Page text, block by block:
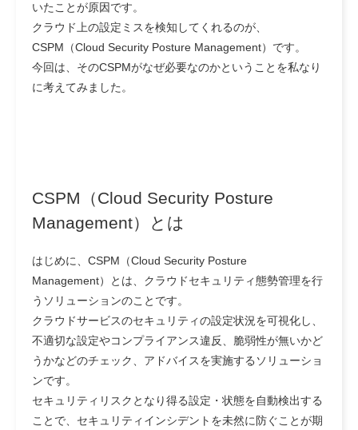
いたことが原因です。
クラウド上の設定ミスを検知してくれるのが、
CSPM（Cloud Security Posture Management）です。
今回は、そのCSPMがなぜ必要なのかということを私なり
に考えてみました。
CSPM（Cloud Security Posture
Management）とは
はじめに、CSPM（Cloud Security Posture
Management）とは、クラウドセキュリティ態勢管理を行
うソリューションのことです。
クラウドサービスのセキュリティの設定状況を可視化し、
不適切な設定やコンプライアンス違反、脆弱性が無いかど
うかなどのチェック、アドバイスを実施するソリューショ
ンです。
セキュリティリスクとなり得る設定・状態を自動検出する
ことで、セキュリティインシデントを未然に防ぐことが期